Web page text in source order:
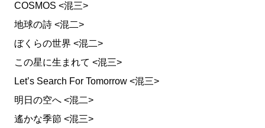
COSMOS <混三>
地球の詩 <混二>
ぼくらの世界 <混二>
この星に生まれて <混三>
Let’s Search For Tomorrow <混三>
明日の空へ <混二>
遙かな季節 <混三>